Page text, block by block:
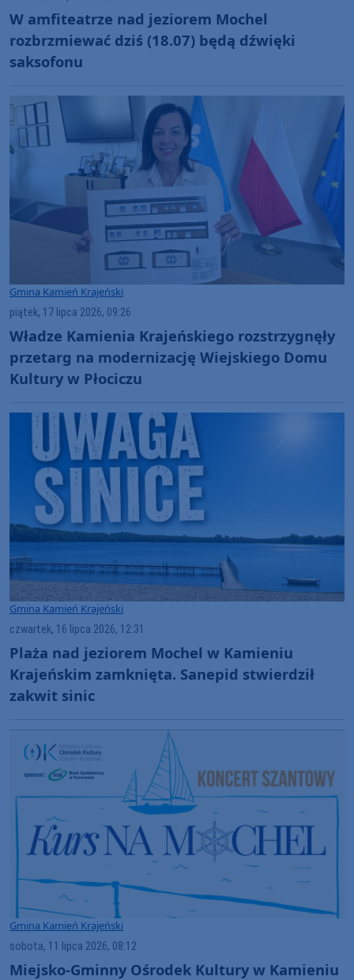
W amfiteatrze nad jeziorem Mochel
rozbrzmiewać dziś (18.07) będą dźwięki
saksofonu
Gmina Kamień Krajeński
piątek, 17 lipca 2026, 09:26
Władze Kamienia Krajeńskiego rozstrzygnęły
przetarg na modernizację Wiejskiego Domu
Kultury w Płociczu
Gmina Kamień Krajeński
czwartek, 16 lipca 2026, 12:31
Plaża nad jeziorem Mochel w Kamieniu
Krajeńskim zamknięta. Sanepid stwierdził
zakwit sinic
Gmina Kamień Krajeński
sobota, 11 lipca 2026, 08:12
Miejsko-Gminny Ośrodek Kultury w Kamieniu